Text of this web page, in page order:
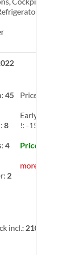
Solar
45
8
4
2
Price:
Early Booking
!: -15.00%
Price:
more info
incl.: 210.00 € per